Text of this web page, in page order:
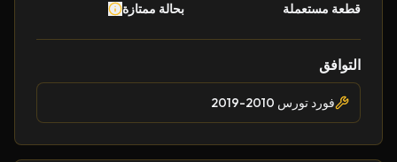
قطعة مستعملة
بحالة ممتازة
التوافق
فورد تورس 2010-2019